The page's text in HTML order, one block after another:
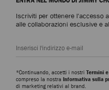
Iscriviti per ottenere l'accesso
alle collaborazioni esclusive e
*Continuando, accetti i nostri Termini
compreso la nostra Informativa sulla
di marketing relativi al brand.